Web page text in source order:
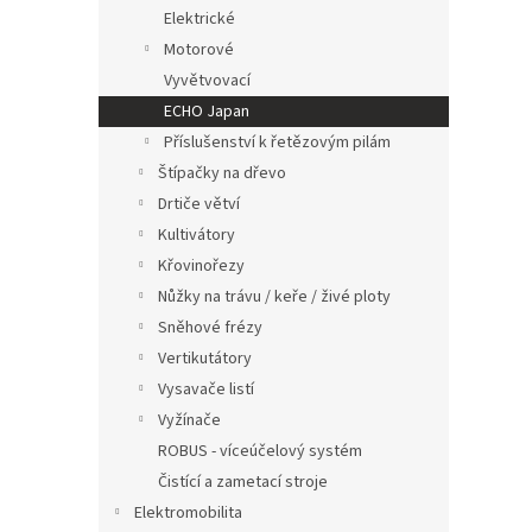
Elektrické
Motorové
Vyvětvovací
ECHO Japan
Příslušenství k řetězovým pilám
Štípačky na dřevo
Drtiče větví
Kultivátory
Křovinořezy
Nůžky na trávu / keře / živé ploty
Sněhové frézy
Vertikutátory
Vysavače listí
Vyžínače
ROBUS - víceúčelový systém
Čistící a zametací stroje
Elektromobilita